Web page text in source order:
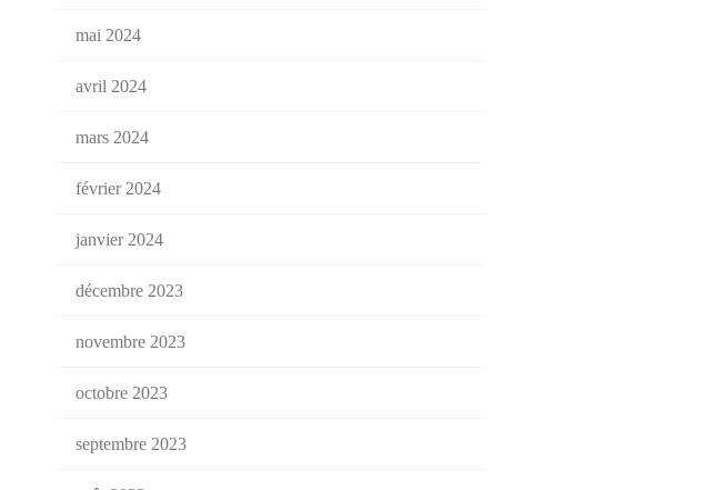
mai 2024
avril 2024
mars 2024
février 2024
janvier 2024
décembre 2023
novembre 2023
octobre 2023
septembre 2023